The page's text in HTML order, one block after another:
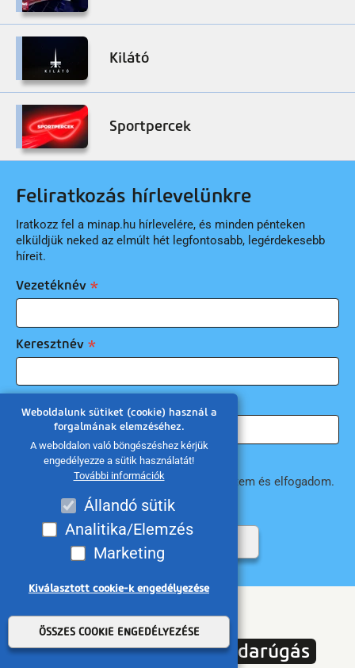
Weboldalunk sütiket (cookie) használ a
forgalmának elemzéséhez.
A weboldalon való böngészéshez kérjük
engedélyezze a sütik használatát!
További információk
Állandó sütik
Analitika/Elemzés
Marketing
Kiválasztott cookie-k engedélyezése
ÖSSZES COOKIE ENGEDÉLYEZÉSE
Kilátó
Sportpercek
Feliratkozás hírlevelünkre
Iratkozz fel a minap.hu hírlevelére, és minden pénteken
elküldjük neked az elmúlt hét legfontosabb, legérdekesebb
híreit.
Vezetéknév
Keresztnév
Felhasználási feltételek
A felhasználási feltételeket megismertem és elfogadom.
Adatvédelmi nyilatkozat
Címkefelhő
DVTK időjárás labdarúgás